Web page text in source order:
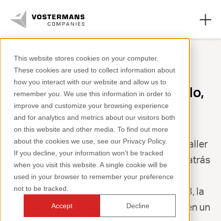
This website stores cookies on your computer.
These cookies are used to collect information about
how you interact with our website and allow us to
remember you. We use this information in order to
improve and customize your browsing experience
and for analytics and metrics about our visitors both
on this website and other media. To find out more
about the cookies we use, see our Privacy Policy.
If you decline, your information won’t be tracked
when you visit this website. A single cookie will be
used in your browser to remember your preference
not to be tracked.
Accept Decline
Vostermans Ventilation
Vostermans Alu Foundries
Sobre nosotros
Trabajar en
+31 (0)77 389 32 32
ventilation@vostermans.com
Una empresa familiar de Venlo,
llena de ambiciones
En 1952, Toon Vostermans comenzó un taller
de patrones en el cobertizo del jardín de atrás
de sus padres. Cuando su hijo Henk
Vostermans se unió a la empresa en 1983, la
compañía evolucionó hasta convertirse en un